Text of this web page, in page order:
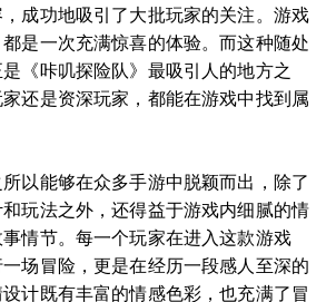
成功地吸引了大批玩家的关注。游戏
是一次充满惊喜的体验。而这种随处
《咔叽探险队》最吸引人的地方之
还是资深玩家，都能在游戏中找到属
所以能够在众多手游中脱颖而出，除了
玩法之外，还得益于游戏内细腻的情
情节。每一个玩家在进入这款游戏
场冒险，更是在经历一段感人至深的
计既有丰富的情感色彩，也充满了冒